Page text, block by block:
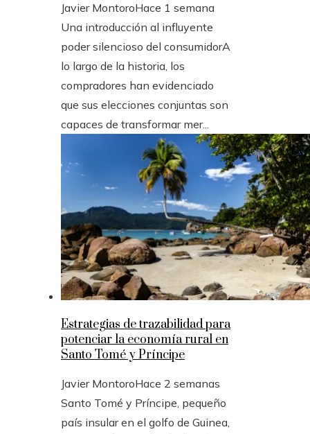
Javier MontoroHace 1 semana
Una introducción al influyente
poder silencioso del consumidorA
lo largo de la historia, los
compradores han evidenciado
que sus elecciones conjuntas son
capaces de transformar mer...
Estrategias de trazabilidad para
potenciar la economía rural en
Santo Tomé y Príncipe
Javier MontoroHace 2 semanas
Santo Tomé y Príncipe, pequeño
país insular en el golfo de Guinea,